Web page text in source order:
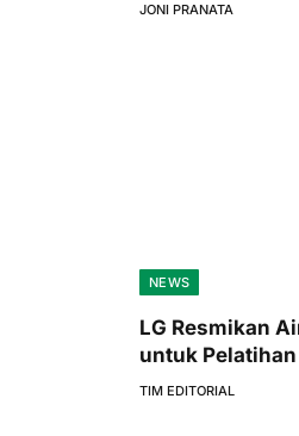
JONI PRANATA
NEWS
LG Resmikan
untuk
TIM EDITORIAL